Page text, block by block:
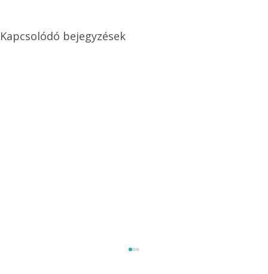
Kapcsolódó bejegyzések